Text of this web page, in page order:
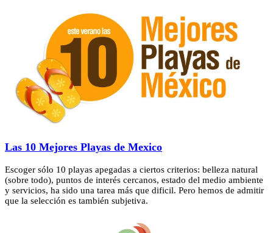
Las 10 Mejores Playas de Mexico
Escoger sólo 10 playas apegadas a ciertos criterios: belleza natural
(sobre todo), puntos de interés cercanos, estado del medio ambiente
y servicios, ha sido una tarea más que dificil. Pero hemos de admitir
que la selección es también subjetiva.